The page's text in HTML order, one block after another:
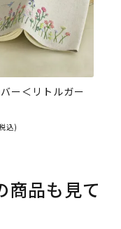
ー＜リトルガー
込)
商品も見て